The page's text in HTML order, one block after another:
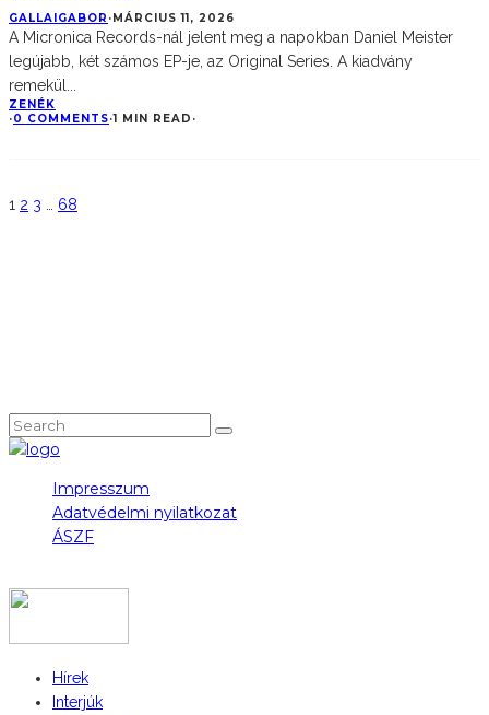
GALLAIGABOR ·MÁRCIUS 11, 2026
A Micronica Records-nál jelent meg a napokban Daniel Meister
legújabb, két számos EP-je, az Original Series. A kiadvány
remekül
ZENÉK
·0 COMMENTS·1 MIN READ ·
1 2 3 68
Impresszum
Adatvédelmi nyilatkozat
ÁSZF
Hírek
Interjúk